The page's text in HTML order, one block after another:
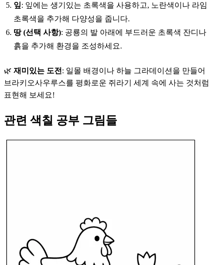
잎: 잎에는 생기있는 초록색을 사용하고, 노란색이나 라임
초록색을 추가해 다양성을 줍니다.
땅 (선택 사항): 공룡의 발 아래에 부드러운 초록색 잔디나
흙을 추가해 환경을 조성하세요.
🌿 재미있는 도전 : 일몰 배경이나 하늘 그라데이션을 만들어
브라키오사우루스를 평화로운 쥐라기 세계 속에 사는 것처럼
표현해 보세요!
관련 색칠 공부 그림들